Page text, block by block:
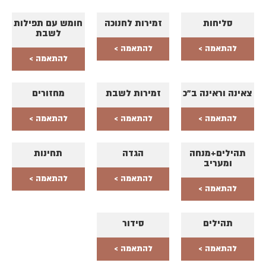
סליחות
להתאמה >
זמירות לחנוכה
להתאמה >
חומש עם תפילות
לשבת
להתאמה >
צאינה וראינה ב"כ
להתאמה >
זמירות לשבת
להתאמה >
מחזורים
להתאמה >
תהילים+מנחה
ומעריב
להתאמה >
הגדה
להתאמה >
תחינות
להתאמה >
תהילים
להתאמה >
סידור
להתאמה >